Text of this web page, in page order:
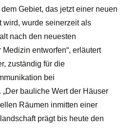
Gebiet, das jetzt einer neuen
wird, wurde seinerzeit als
nach den neuesten
entworfen“, erläutert
zuständig für die
bei
bauliche Wert der Häuser
Räumen inmitten einer
prägt bis heute den